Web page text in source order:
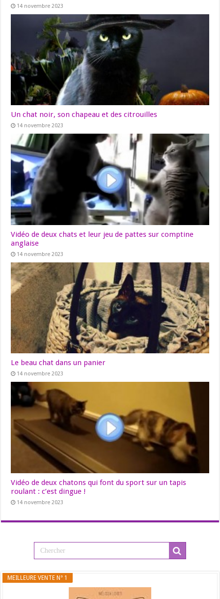
14 novembre 2023
Un chat noir, son chapeau et des citrouilles
14 novembre 2023
Vidéo de deux chats et leur jeu de pattes sur comptine
anglaise
14 novembre 2023
Le beau chat dans un panier
14 novembre 2023
Vidéo de deux chatons qui font du sport sur un tapis
roulant : c’est dingue !
14 novembre 2023
MEILLEURE VENTE N° 1